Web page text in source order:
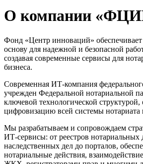
О компании
Фонд «Центр инноваций»
основу для надежной и безопасной
создавая современные сервисы для
бизнеса.
Современная ИТ-компания
учрежден Федеральной нотариальной
ключевой технологической
цифровизацию всей системы нотариата
Мы разрабатываем и сопровождаем
ИТ-сервисы: от реестров нотариальных
наследственных дел до порталов,
нотариальные действия,